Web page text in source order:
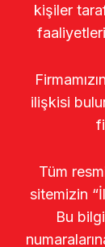
kişiler
faaliyetleri
ilişkisi
Tüm
sitemizin
Bu